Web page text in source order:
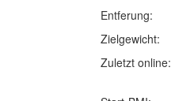
Entferung:
Zielgewicht:
Zuletzt online: